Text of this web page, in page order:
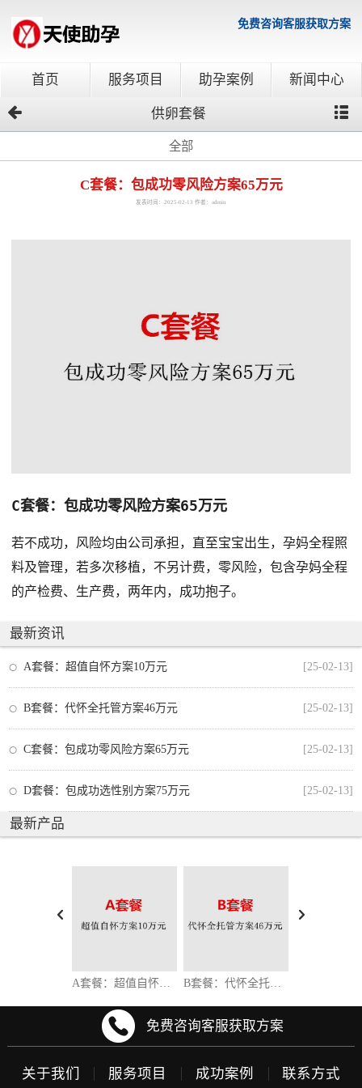
免费咨询客服获取方案
首页 服务项目 助孕案例 新闻中心
供卵套餐
全部
C套餐：包成功零风险方案65万元
发表时间：2025-02-13 作者：admin
C套餐：包成功零风险方案65万元
若不成功，风险均由公司承担，直至宝宝出生，孕妈全程照
料及管理，若多次移植，不另计费，零风险，包含孕妈全程
的产检费、生产费，两年内，成功抱子。
最新资讯
A套餐：超值自怀方案10万元 [25-02-13]
B套餐：代怀全托管方案46万元 [25-02-13]
C套餐：包成功零风险方案65万元 [25-02-13]
D套餐：包成功选性别方案75万元 [25-02-13]
最新产品
A套餐：超值自怀方案10万元 B套餐：代怀全托管方案46万元
免费咨询客服获取方案
关于我们 服务项目 成功案例 联系方式